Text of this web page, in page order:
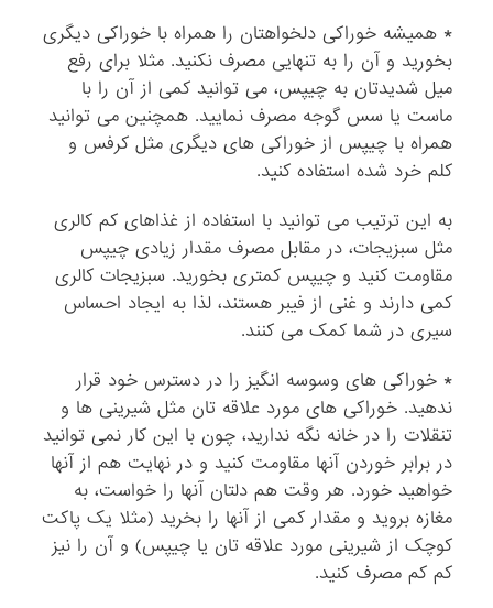
* همیشه خوراکی دلخواهتان را همراه با خوراکی دیگری
بخورید و آن را به تنهایی مصرف نکنید. مثلا برای رفع
میل شدیدتان به چیپس، می توانید کمی از آن را با
ماست یا سس گوجه مصرف نمایید. همچنین می توانید
همراه با چیپس از خوراکی های دیگری مثل کرفس و
کلم خرد شده استفاده کنید.
به این ترتیب می توانید با استفاده از غذاهای کم کالری
مثل سبزیجات، در مقابل مصرف مقدار زیادی چیپس
مقاومت کنید و چیپس کمتری بخورید. سبزیجات کالری
کمی دارند و غنی از فیبر هستند، لذا به ایجاد احساس
سیری در شما کمک می کنند.
* خوراکی های وسوسه انگیز را در دسترس خود قرار
ندهید. خوراکی های مورد علاقه تان مثل شیرینی ها و
تنقلات را در خانه نگه ندارید، چون با این کار نمی توانید
در برابر خوردن آنها مقاومت کنید و در نهایت هم از آنها
خواهید خورد. هر وقت هم دلتان آنها را خواست، به
مغازه بروید و مقدار کمی از آنها را بخرید (مثلا یک پاکت
کوچک از شیرینی مورد علاقه تان یا چیپس) و آن را نیز
کم کم مصرف کنید.